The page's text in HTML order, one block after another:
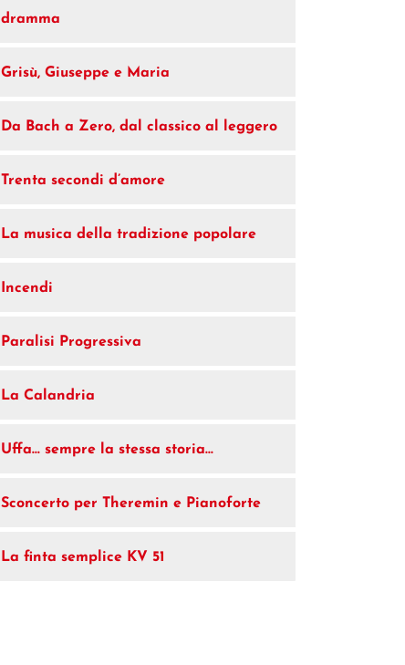
dramma
Grisù, Giuseppe e Maria
Da Bach a Zero, dal classico al leggero
Trenta secondi d’amore
La musica della tradizione popolare
Incendi
Paralisi Progressiva
La Calandria
Uffa… sempre la stessa storia…
Sconcerto per Theremin e Pianoforte
La finta semplice KV 51